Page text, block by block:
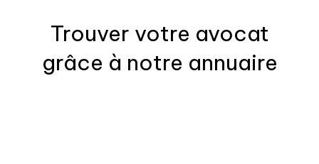
Trouver votre avocat
grâce à notre annuaire